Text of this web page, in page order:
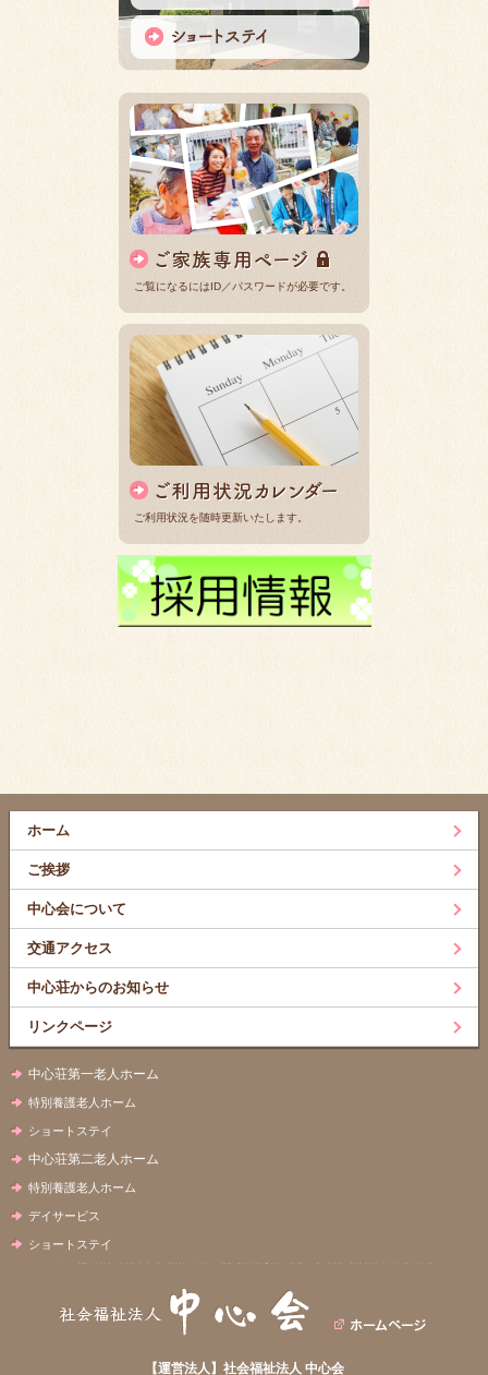
ご覧になるにはID／パスワードが必要です。
ご利用状況を随時更新いたします。
ホーム
ご挨拶
中心会について
交通アクセス
中心荘からのお知らせ
リンクページ
中心荘第一老人ホーム
特別養護老人ホーム
ショートステイ
中心荘第二老人ホーム
特別養護老人ホーム
デイサービス
ショートステイ
【運営法人】社会福祉法人 中心会